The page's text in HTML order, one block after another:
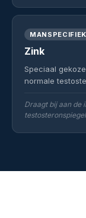
MANSPECIFIEK
Zink
Speciaal
normale
Draagt bij aan de